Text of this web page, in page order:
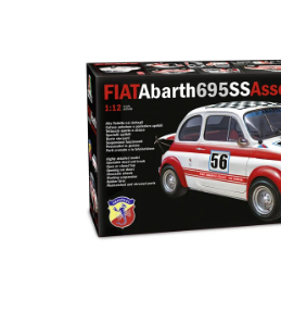
hviezdičiek.